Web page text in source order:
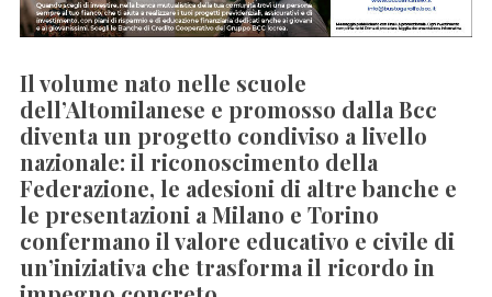
Il volume nato nelle scuole
dell’Altomilanese e promosso dalla Bcc
diventa un progetto condiviso a livello
nazionale: il riconoscimento della
Federazione, le adesioni di altre banche e
le presentazioni a Milano e Torino
confermano il valore educativo e civile di
un’iniziativa che trasforma il ricordo in